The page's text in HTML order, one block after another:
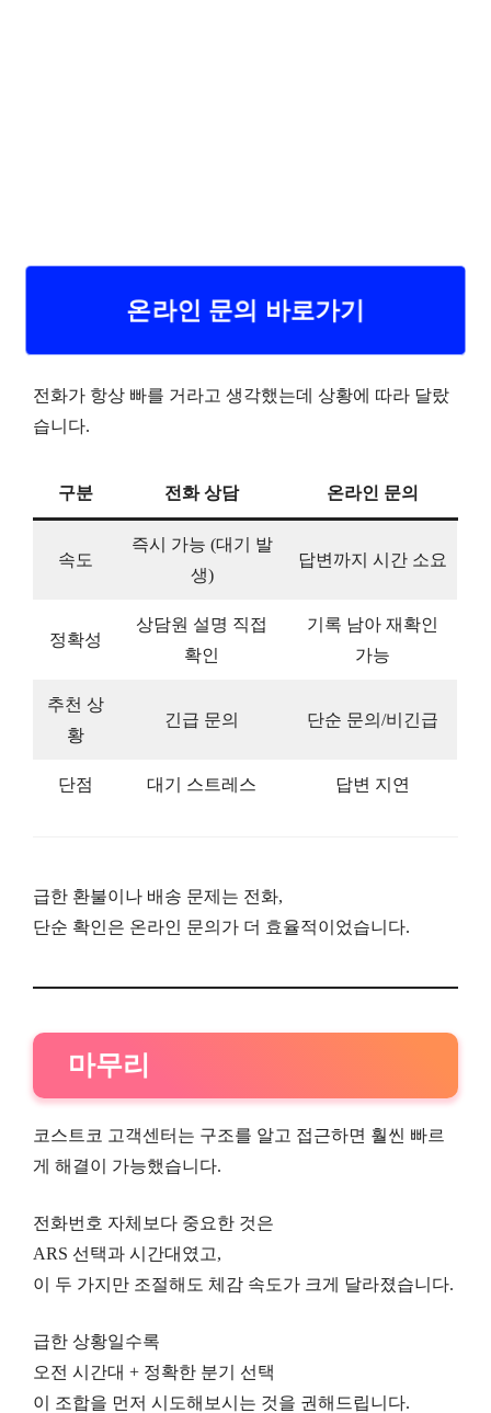
온라인 문의 바로가기
전화가 항상 빠를 거라고 생각했는데 상황에 따라 달랐
습니다.
구분 전화 상담 온라인 문의
속도
즉시 가능 (대기 발
생)
답변까지 시간 소요
정확성
상담원 설명 직접
확인
기록 남아 재확인
가능
추천 상
황
긴급 문의 단순 문의/비긴급
단점 대기 스트레스 답변 지연
급한 환불이나 배송 문제는 전화,
단순 확인은 온라인 문의가 더 효율적이었습니다.
마무리
코스트코 고객센터는 구조를 알고 접근하면 훨씬 빠르
게 해결이 가능했습니다.
전화번호 자체보다 중요한 것은
ARS 선택과 시간대였고,
이 두 가지만 조절해도 체감 속도가 크게 달라졌습니다.
급한 상황일수록
오전 시간대 + 정확한 분기 선택
이 조합을 먼저 시도해보시는 것을 권해드립니다.